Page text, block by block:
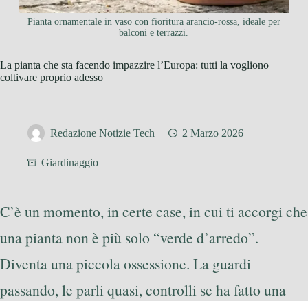
Pianta ornamentale in vaso con fioritura arancio-rossa, ideale per
balconi e terrazzi.
La pianta che sta facendo impazzire l’Europa: tutti la vogliono
coltivare proprio adesso
Redazione Notizie Tech 2 Marzo 2026
Giardinaggio
C’è un momento, in certe case, in cui ti accorgi che
una pianta non è più solo “verde d’arredo”.
Diventa una piccola ossessione. La guardi
passando, le parli quasi, controlli se ha fatto una